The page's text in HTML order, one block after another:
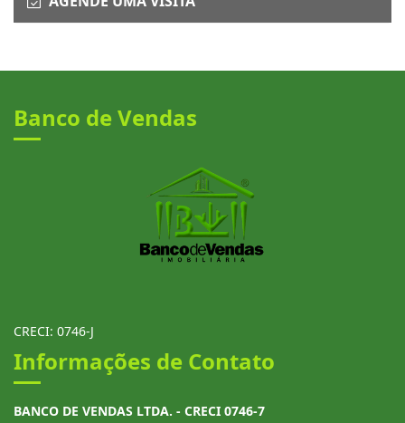
Banco de Vendas
CRECI: 0746-J
Informações de Contato
BANCO DE VENDAS LTDA. - CRECI 0746-7